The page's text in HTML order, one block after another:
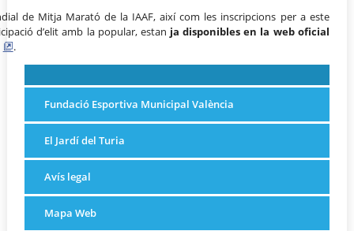
de Mitja Marató de la IAAF, així com les inscripcions per a este
d’elit amb la popular, estan ja disponibles en la web oficial
.
Fundació Esportiva Municipal València
El Jardí del Turia
Avís legal
Mapa Web